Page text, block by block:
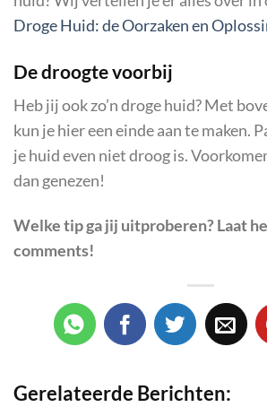
Droge Huid: de Oorzaken en
De droogte voorbij
Heb jij ook zo’n droge huid? Met
kun je hier een einde aan te maken.
je huid even niet droog is.
dan genezen!
Welke tip ga jij uitproberen? Laat
comments!
Gerelateerde Berichten: